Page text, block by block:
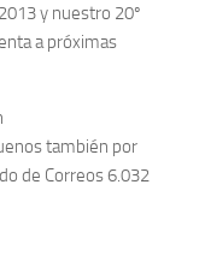
y nuestro 20º
a próximas
también por
de Correos 6.032